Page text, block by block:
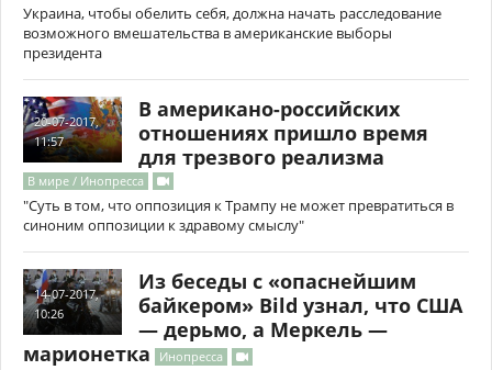
Украина, чтобы обелить себя, должна начать расследование
возможного вмешательства в американские выборы
президента
20-07-2017,
11:57
В американо-российских
отношениях пришло время
для трезвого реализма
В мире / Инопресса
"Суть в том, что оппозиция к Трампу не может превратиться в
синоним оппозиции к здравому смыслу"
14-07-2017,
10:26
Из беседы с «опаснейшим
байкером» Bild узнал, что США
— дерьмо, а Меркель —
марионетка
Инопресса